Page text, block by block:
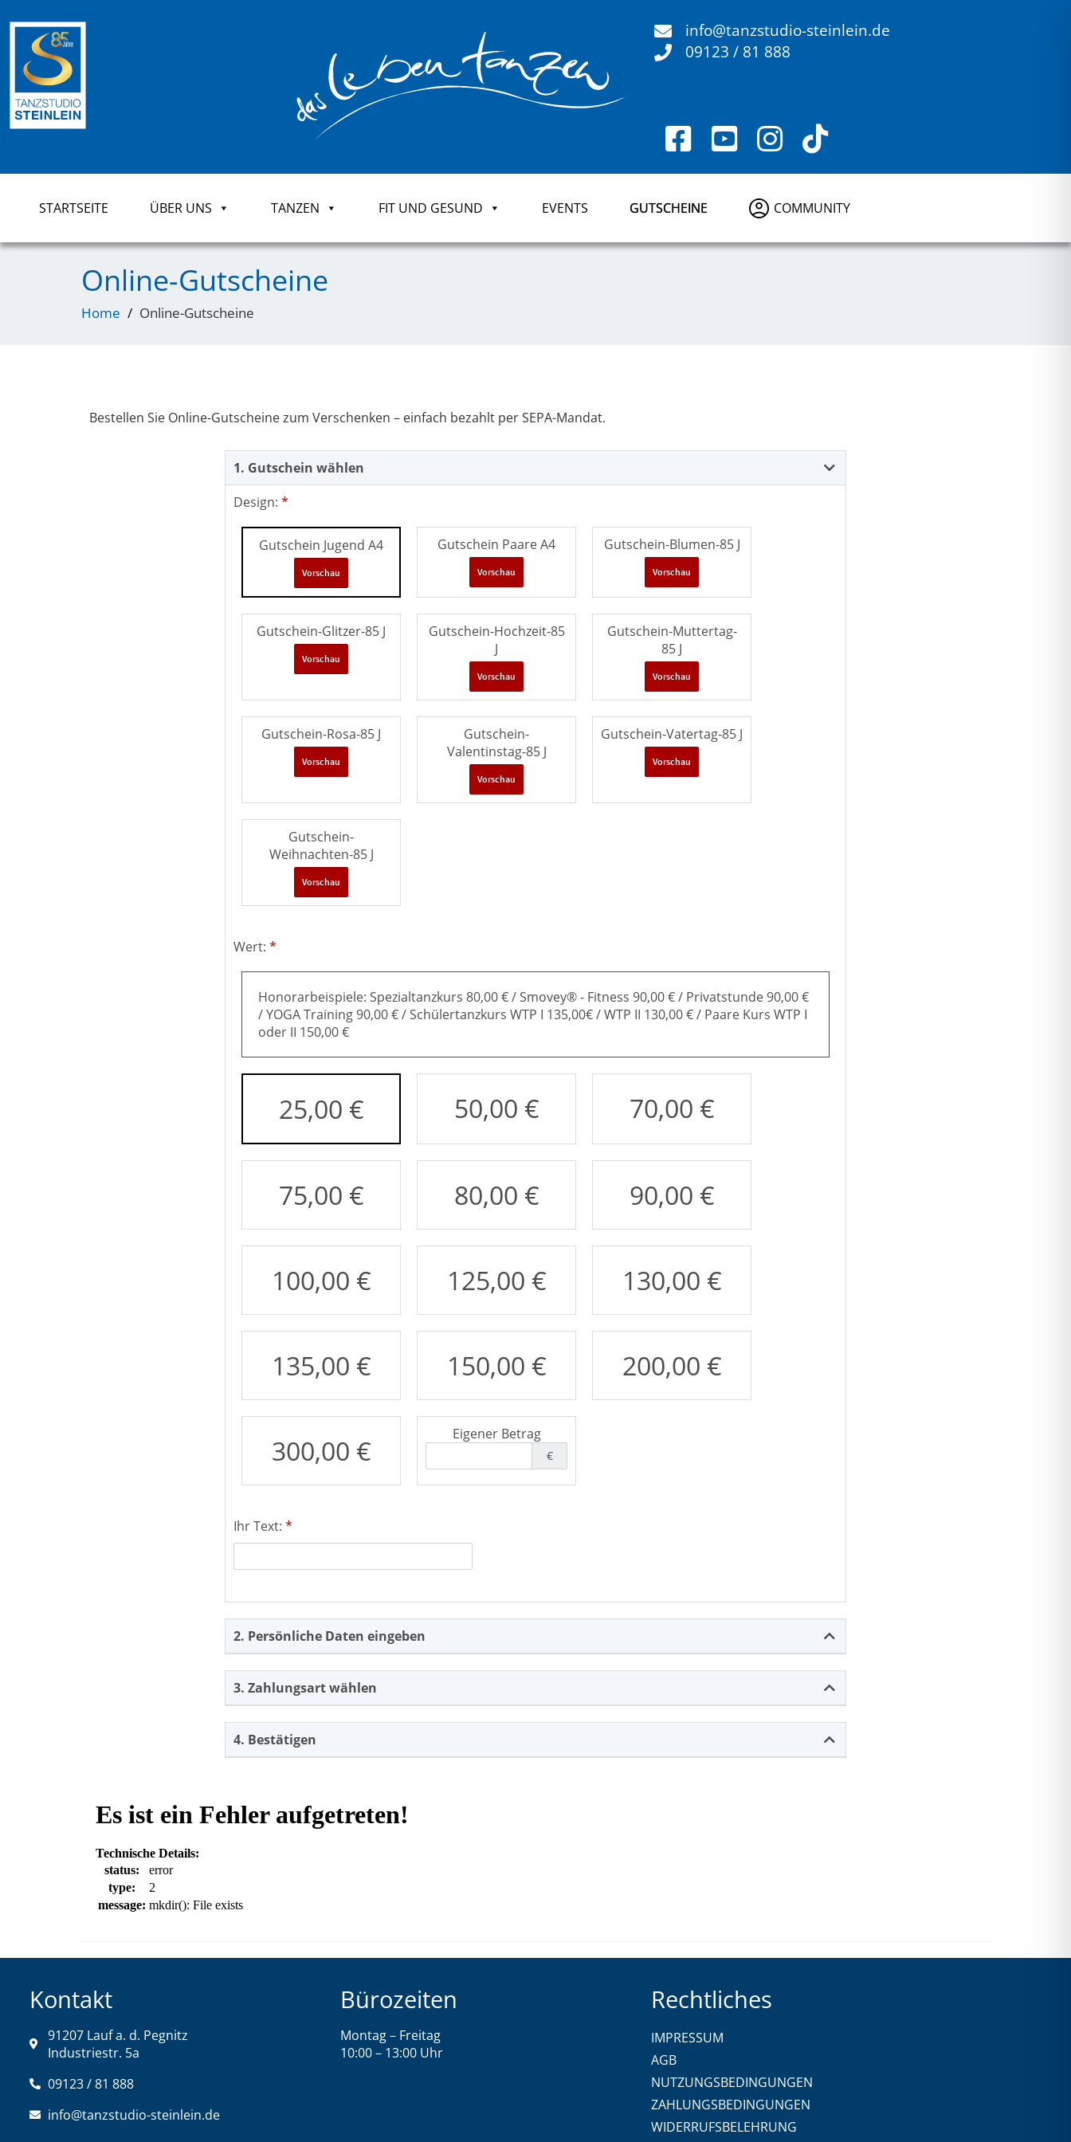
info@tanzstudio-steinlein.de
09123 / 81 888
STARTSEITE ÜBER UNS TANZEN FIT UND GESUND EVENTS GUTSCHEINE COMMUNITY
Online-Gutscheine
Home Online-Gutscheine
Bestellen Sie Online-Gutscheine zum Verschenken – einfach bezahlt per SEPA-Mandat.
Kontakt
91207 Lauf a. d. Pegnitz
Industriestr. 5a
09123 / 81 888
info@tanzstudio-steinlein.de
Bürozeiten
Montag – Freitag
10:00 – 13:00 Uhr
Rechtliches
IMPRESSUM
AGB
NUTZUNGSBEDINGUNGEN
ZAHLUNGSBEDINGUNGEN
WIDERRUFSBELEHRUNG